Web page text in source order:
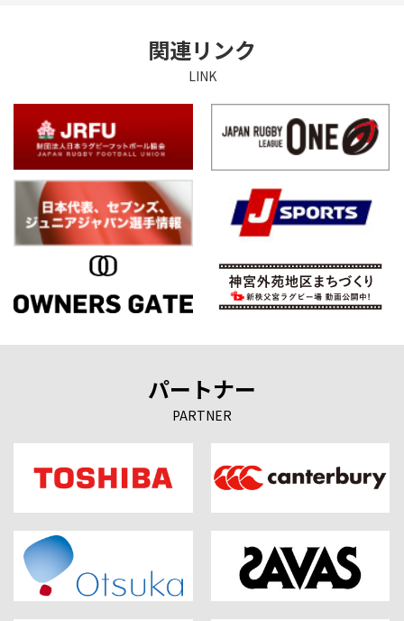
関連リンク
LINK
パートナー
PARTNER